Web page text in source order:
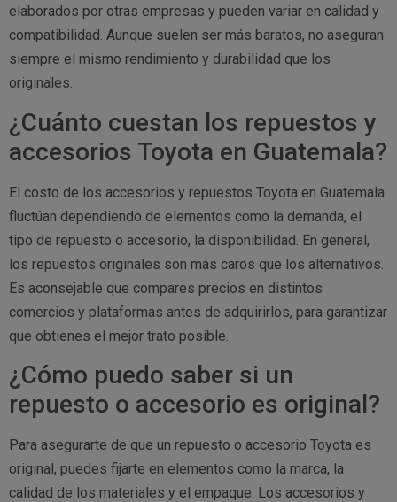
elaborados por otras empresas y pueden variar en calidad y
compatibilidad. Aunque suelen ser más baratos, no aseguran
siempre el mismo rendimiento y durabilidad que los
originales.
¿Cuánto cuestan los repuestos y
accesorios Toyota en Guatemala?
El costo de los accesorios y repuestos Toyota en Guatemala
fluctúan dependiendo de elementos como la demanda, el
tipo de repuesto o accesorio, la disponibilidad. En general,
los repuestos originales son más caros que los alternativos.
Es aconsejable que compares precios en distintos
comercios y plataformas antes de adquirirlos, para garantizar
que obtienes el mejor trato posible.
¿Cómo puedo saber si un
repuesto o accesorio es original?
Para asegurarte de que un repuesto o accesorio Toyota es
original, puedes fijarte en elementos como la marca, la
calidad de los materiales y el empaque. Los accesorios y